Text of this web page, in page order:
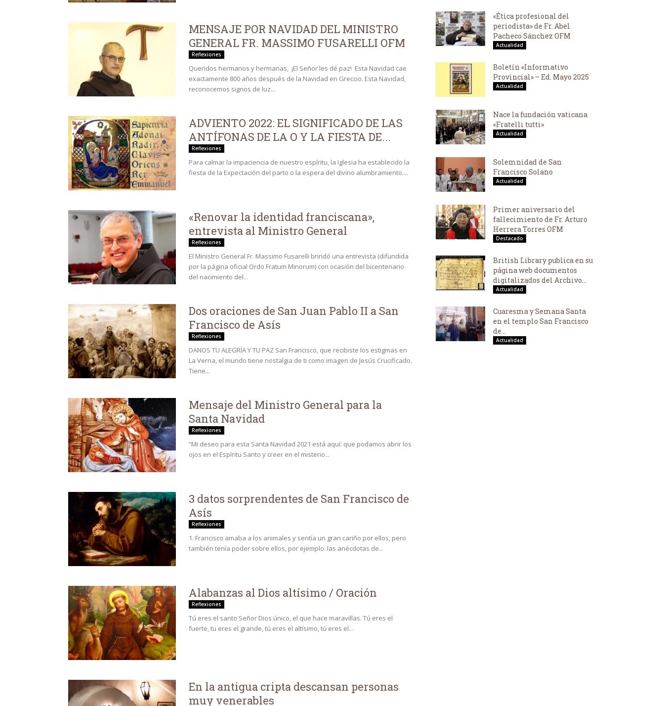
MENSAJE POR NAVIDAD DEL MINISTRO
GENERAL FR. MASSIMO FUSARELLI OFM
Reflexiones
Queridos hermanos y hermanas, ¡El Señor les dé paz! Esta Navidad cae
exactamente 800 años después de la Navidad en Greccio. Esta Navidad,
reconocemos signos de luz...
ADVIENTO 2022: EL SIGNIFICADO DE LAS
ANTÍFONAS DE LA O Y LA FIESTA DE...
Reflexiones
Para calmar la impaciencia de nuestro espíritu, la Iglesia ha establecido la
fiesta de la Expectación del parto o la espera del divino alumbramiento....
«Renovar la identidad franciscana»,
entrevista al Ministro General
Reflexiones
El Ministro General Fr. Massimo Fusarelli brindó una entrevista (difundida
por la página oficial Ordo Fratum Minorum) con ocasión del bicentenario
del nacimiento del...
Dos oraciones de San Juan Pablo II a San
Francisco de Asís
Reflexiones
DANOS TU ALEGRÍA Y TU PAZ San Francisco, que recibiste los estigmas en
La Verna, el mundo tiene nostalgia de ti como imagen de Jesús Crucificado.
Tiene...
Mensaje del Ministro General para la
Santa Navidad
Reflexiones
“Mi deseo para esta Santa Navidad 2021 está aquí: que podamos abrir los
ojos en el Espíritu Santo y creer en el misterio...
3 datos sorprendentes de San Francisco de
Asís
Reflexiones
1. Francisco amaba a los animales y sentía un gran cariño por ellos, pero
también tenía poder sobre ellos, por ejemplo: las anécdotas de...
Alabanzas al Dios altísimo / Oración
Reflexiones
Tú eres el santo Señor Dios único, el que hace maravillas. Tú eres el
fuerte, tu eres el grande, tú eres el altísimo, tú eres el...
En la antigua cripta descansan personas
muy venerables
«Ética profesional del
periodista» de Fr. Abel
Pacheco Sánchez OFM
Actualidad
Boletín «Informativo
Provincial» – Ed. Mayo 2025
Actualidad
Nace la fundación vaticana
«Fratelli tutti»
Actualidad
Solemnidad de San
Francisco Solano
Actualidad
Primer aniversario del
fallecimiento de Fr. Arturo
Herrera Torres OFM
Destacado
British Library publica en su
página web documentos
digitalizados del Archivo...
Actualidad
Cuaresma y Semana Santa
en el templo San Francisco
de...
Actualidad